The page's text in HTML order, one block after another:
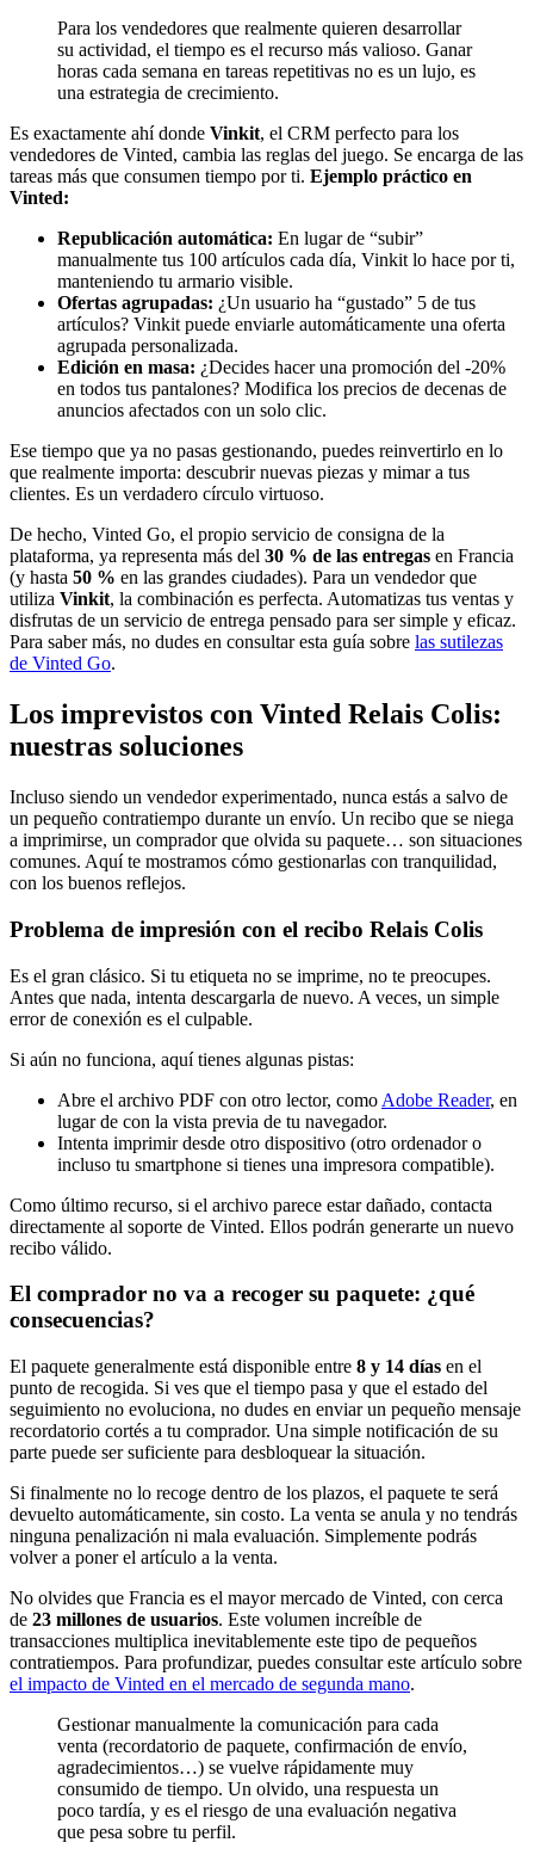
Para los vendedores que realmente quieren desarrollar
su actividad, el tiempo es el recurso más valioso. Ganar
horas cada semana en tareas repetitivas no es un lujo, es
una estrategia de crecimiento.
Es exactamente ahí donde Vinkit, el CRM perfecto para los
vendedores de Vinted, cambia las reglas del juego. Se encarga de las
tareas más que consumen tiempo por ti. Ejemplo práctico en
Vinted:
Republicación automática: En lugar de “subir”
manualmente tus 100 artículos cada día, Vinkit lo hace por ti,
manteniendo tu armario visible.
Ofertas agrupadas: ¿Un usuario ha “gustado” 5 de tus
artículos? Vinkit puede enviarle automáticamente una oferta
agrupada personalizada.
Edición en masa: ¿Decides hacer una promoción del -20%
en todos tus pantalones? Modifica los precios de decenas de
anuncios afectados con un solo clic.
Ese tiempo que ya no pasas gestionando, puedes reinvertirlo en lo
que realmente importa: descubrir nuevas piezas y mimar a tus
clientes. Es un verdadero círculo virtuoso.
De hecho, Vinted Go, el propio servicio de consigna de la
plataforma, ya representa más del 30 % de las entregas en Francia
(y hasta 50 % en las grandes ciudades). Para un vendedor que
utiliza Vinkit, la combinación es perfecta. Automatizas tus ventas y
disfrutas de un servicio de entrega pensado para ser simple y eficaz.
Para saber más, no dudes en consultar esta guía sobre las sutilezas
de Vinted Go.
Los imprevistos con Vinted Relais Colis:
nuestras soluciones
Incluso siendo un vendedor experimentado, nunca estás a salvo de
un pequeño contratiempo durante un envío. Un recibo que se niega
a imprimirse, un comprador que olvida su paquete… son situaciones
comunes. Aquí te mostramos cómo gestionarlas con tranquilidad,
con los buenos reflejos.
Problema de impresión con el recibo Relais Colis
Es el gran clásico. Si tu etiqueta no se imprime, no te preocupes.
Antes que nada, intenta descargarla de nuevo. A veces, un simple
error de conexión es el culpable.
Si aún no funciona, aquí tienes algunas pistas:
Abre el archivo PDF con otro lector, como Adobe Reader, en
lugar de con la vista previa de tu navegador.
Intenta imprimir desde otro dispositivo (otro ordenador o
incluso tu smartphone si tienes una impresora compatible).
Como último recurso, si el archivo parece estar dañado, contacta
directamente al soporte de Vinted. Ellos podrán generarte un nuevo
recibo válido.
El comprador no va a recoger su paquete: ¿qué
consecuencias?
El paquete generalmente está disponible entre 8 y 14 días en el
punto de recogida. Si ves que el tiempo pasa y que el estado del
seguimiento no evoluciona, no dudes en enviar un pequeño mensaje
recordatorio cortés a tu comprador. Una simple notificación de su
parte puede ser suficiente para desbloquear la situación.
Si finalmente no lo recoge dentro de los plazos, el paquete te será
devuelto automáticamente, sin costo. La venta se anula y no tendrás
ninguna penalización ni mala evaluación. Simplemente podrás
volver a poner el artículo a la venta.
No olvides que Francia es el mayor mercado de Vinted, con cerca
de 23 millones de usuarios. Este volumen increíble de
transacciones multiplica inevitablemente este tipo de pequeños
contratiempos. Para profundizar, puedes consultar este artículo sobre
el impacto de Vinted en el mercado de segunda mano.
Gestionar manualmente la comunicación para cada
venta (recordatorio de paquete, confirmación de envío,
agradecimientos…) se vuelve rápidamente muy
consumido de tiempo. Un olvido, una respuesta un
poco tardía, y es el riesgo de una evaluación negativa
que pesa sobre tu perfil.